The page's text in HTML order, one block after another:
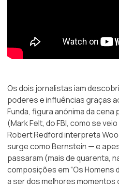
Os dois jornalistas iam
poderes e influências graças
Funda, figura anónima da cena
(Mark Felt, do FBI, como se
Robert Redford interpreta
surge como Bernstein — e
passaram (mais de quarenta,
composições em “Os Homens
a ser dos melhores momentos